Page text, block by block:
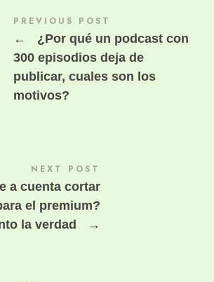
PREVIOUS POST
←
¿Por qué un podcast con
300 episodios deja de
publicar, cuales son los
motivos?
NEXT POST
a cuenta cortar
el premium?
la verdad
→